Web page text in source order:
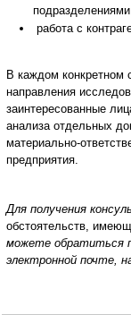
работа с
В каждом конкретном
направления
заинтересованные
анализа отдельных
материально-
предприятия.
Для получения
обстоятельств,
можете обратиться
электронной почте,